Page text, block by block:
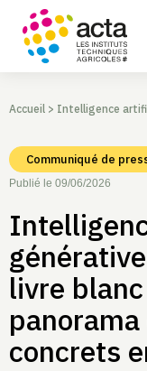
Accueil > Intelligence artificielle générative en
Communiqué de
Publié le 09/06/2026
livre
concrets